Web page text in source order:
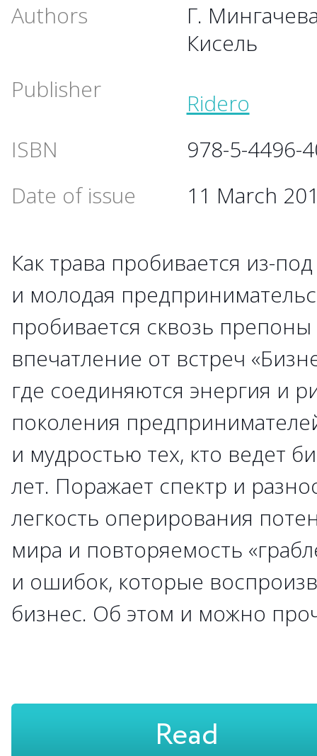
Authors
Г.
Кисель
Publisher
Ridero
ISBN
978-5-4496-
Date of issue
11 March
Как трава пробивается из-под
и молодая
пробивается сквозь
впечатление от встреч
где соединяются энергия и
поколения
и мудростью тех, кто ведет
лет. Поражает спектр и
легкость оперирования
мира и повторяемость
и ошибок, которые
бизнес. Об этом и можно
Read